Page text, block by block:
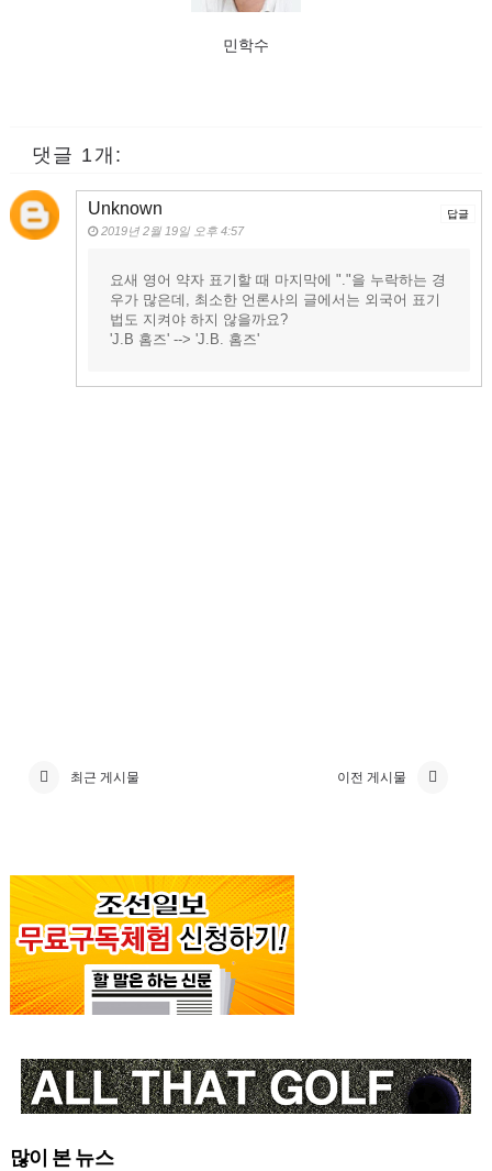
민학수
댓글 1개:
Unknown
2019년 2월 19일 오후 4:57
요새 영어 약자 표기할 때 마지막에 "."을 누락하는 경
우가 많은데, 최소한 언론사의 글에서는 외국어 표기
법도 지켜야 하지 않을까요?
'J.B 홈즈' --> 'J.B. 홈즈'
답글
최근 게시물 이전 게시물
많이 본 뉴스